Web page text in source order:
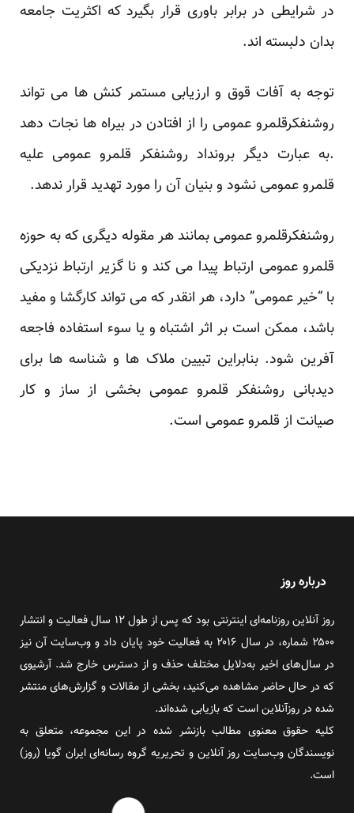
در شرایطی در برابر باوری قرار بگیرد که اکثریت جامعه
بدان دلبسته اند.
توجه به آفات قوق و ارزیابی مستمر کنش ها می تواند
روشنفکرقلمرو عمومی را از افتادن در بیراه ها نجات دهد
.به عبارت دیگر برونداد روشنفکر قلمرو عمومی علیه
قلمرو عمومی نشود و بنیان آن را مورد تهدید قرار ندهد.
روشنفکرقلمرو عمومی بمانند هر مقوله دیگری که به حوزه
قلمرو عمومی ارتباط پیدا می کند و نا گزیر ارتباط نزدیکی
با “خیر عمومی” دارد، هر انقدر که می تواند کارگشا و مفید
باشد، ممکن است بر اثر اشتباه و یا سوء استفاده فاجعه
آفرین شود. بنابراین تبیین ملاک ها و شناسه ها برای
دیدبانی روشنفکر قلمرو عمومی بخشی از ساز و کار
صیانت از قلمرو عمومی است.
درباره روز
روز آنلاین روزنامه‌ای اینترنتی بود که پس از طول ۱۲ سال فعالیت و انتشار
۲۵۰۰ شماره، در سال ۲۰۱۶ به فعالیت خود پایان داد و وب‌سایت آن نیز
در سال‌های اخیر به‌دلایل مختلف حذف و از دسترس خارج شد. آرشیوی
که در حال حاضر مشاهده می‌کنید، بخشی از مقالات و گزارش‌های منتشر
شده در روزآنلاین است که بازیابی شده‌اند.
کلیه حقوق معنوی مطالب بازنشر شده در این مجموعه، متعلق به
نویسندگان وب‌سایت روز آنلاین و تحریریه گروه رسانه‌ای ایران گویا (روز)
است.